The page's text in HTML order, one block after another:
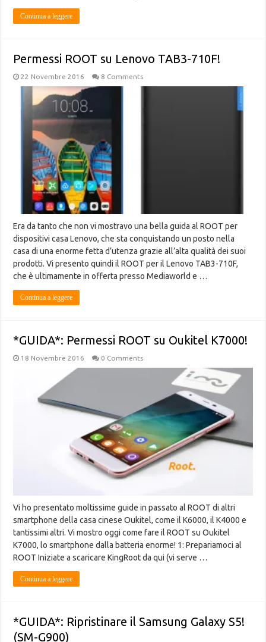
Continua a leggere
Permessi ROOT su Lenovo TAB3-710F!
22 Novembre 2016 8 Comments
Era da tanto che non vi mostravo una bella guida al ROOT per
dispositivi casa Lenovo, che sta conquistando un posto nella
casa di una enorme fetta d’utenza grazie all’alta qualità dei suoi
prodotti. Vi presento quindi il ROOT per il Lenovo TAB3-710F,
che è ultimamente in offerta presso Mediaworld e …
Continua a leggere
*GUIDA*: Permessi ROOT su Oukitel K7000!
18 Novembre 2016 0 Comments
Vi ho presentato moltissime guide in passato al ROOT di altri
smartphone della casa cinese Oukitel, come il K6000, il K4000 e
tantissimi altri. Vi mostro oggi come fare il ROOT su Oukitel
K7000, lo smartphone dalla batteria enorme! 1: Prepariamoci al
ROOT Iniziate a scaricare KingRoot da qui (vi serve …
Continua a leggere
*GUIDA*: Ripristinare il Samsung Galaxy S5!
(SM-G900)